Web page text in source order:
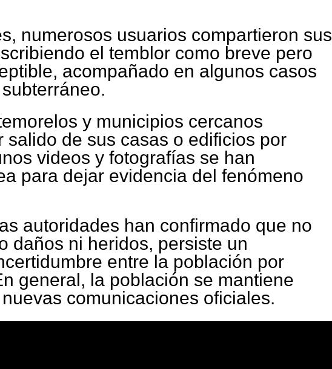
numerosos usuarios compartieron sus
el temblor como breve pero
acompañado en algunos casos
y municipios cercanos
salido de sus casas o edificios por
videos y fotografías se han
para dejar evidencia del fenómeno
autoridades han confirmado que no
daños ni heridos, persiste un
entre la población por
general, la población se mantiene
comunicaciones oficiales.